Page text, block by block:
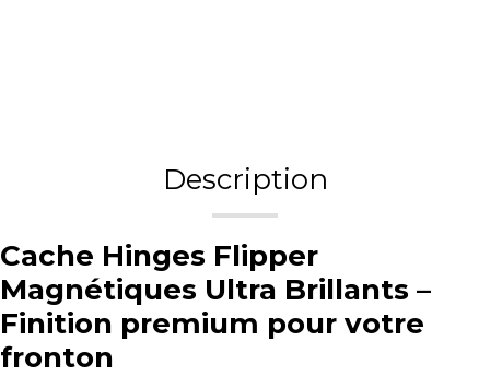
Description
Cache Hinges Flipper
Magnétiques Ultra Brillants –
Finition premium pour votre
fronton